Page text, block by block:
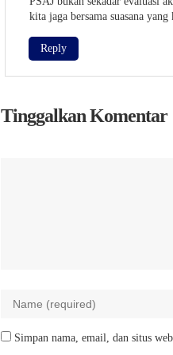
kita jaga bersama suasana
Reply
Tinggalkan Komentar
Simpan nama, email, dan situs